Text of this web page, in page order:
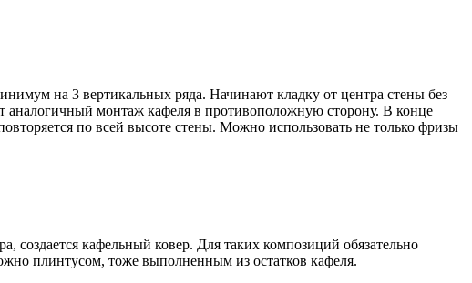
на 3 вертикальных ряда. Начинают кладку от центра стены без
аналогичный монтаж кафеля в противоположную сторону. В конце
по всей высоте стены. Можно использовать не только фризы
кафельный ковер. Для таких композиций обязательно
плинтусом, тоже выполненным из остатков кафеля.